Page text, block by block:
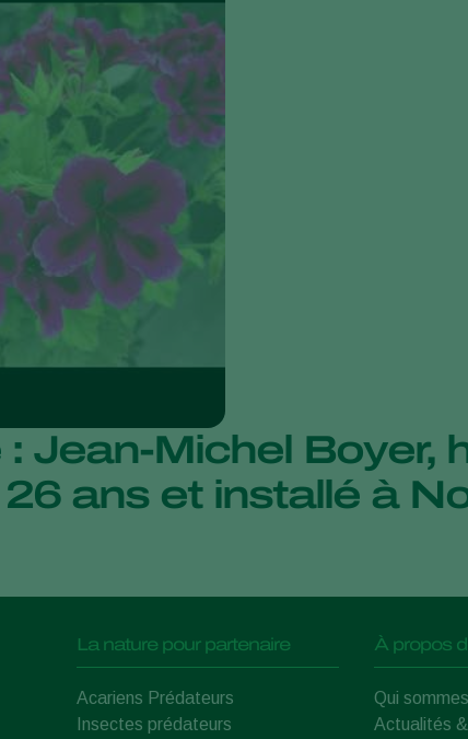
Jean-Michel Boyer,
ans et installé à
La nature pour partenaire
Acariens Prédateurs
Insectes prédateurs
À propos
Qui
Actualités